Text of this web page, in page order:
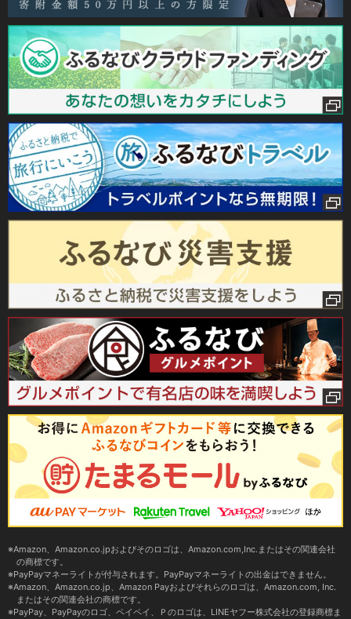
Amazon、Amazon.co.jpおよびそのロゴは、Amazon.com,Inc.またはその関連会社
の商標です。
PayPayマネーライトが付与されます。PayPayマネーライトの出金はできません。
Amazon、Amazon.co.jp、Amazon Payおよびそれらのロゴは、Amazon.com, Inc.
またはその関連会社の商標です。
PayPay、PayPayのロゴ、ペイペイ、Ｐのロゴは、LINEヤフー株式会社の登録商標ま